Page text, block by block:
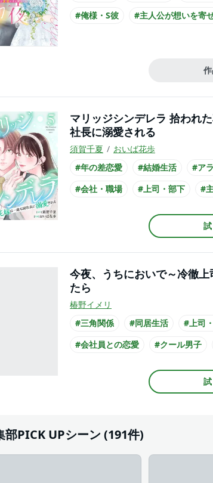
#俺様・S彼
#主人公が想いを寄
マリッジシンデレラ 拾われ
社長に溺愛される
須賀千夏
おいば花歩
#年の差恋愛
#結婚生活
#ア
#会社・職場
#上司・部下
#
今夜、うちにおいで～冷徹
たら
椿野イメリ
#三角関係
#同居生活
#上司
#会社員との恋愛
#クール男子
部PICK UPシーン (191件)